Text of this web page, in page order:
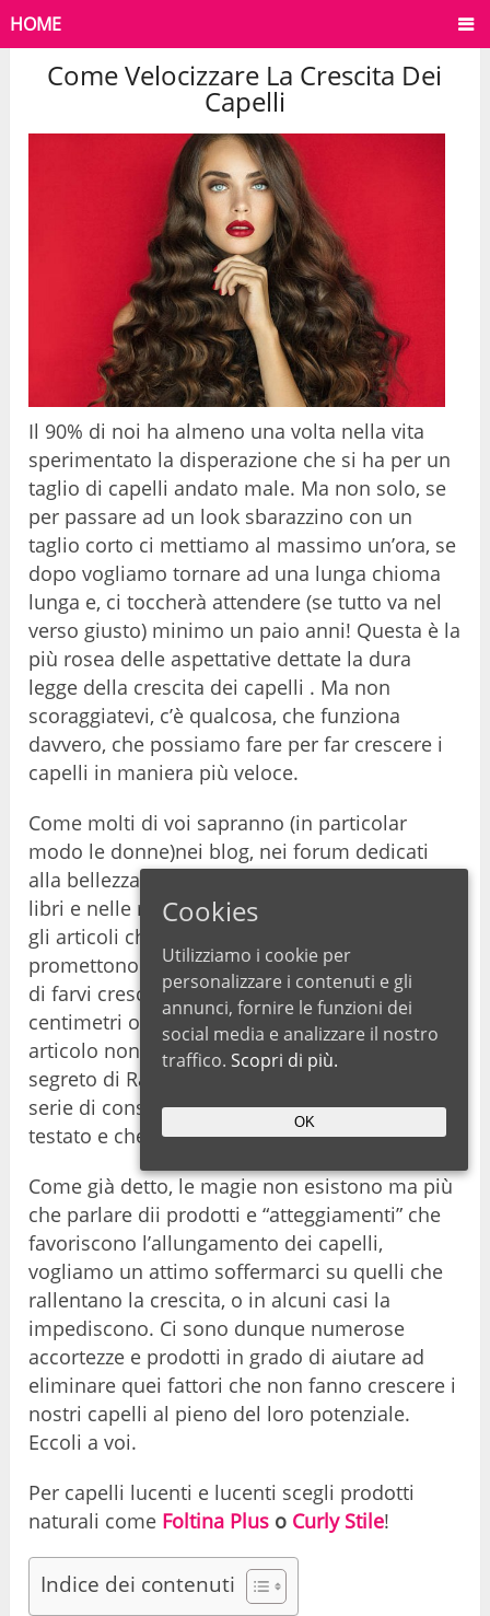
HOME
Come Velocizzare La Crescita Dei
Capelli
Il 90% di noi ha almeno una volta nella vita
sperimentato la disperazione che si ha per un
taglio di capelli andato male. Ma non solo, se
per passare ad un look sbarazzino con un
taglio corto ci mettiamo al massimo un’ora, se
dopo vogliamo tornare ad una lunga chioma
lunga e, ci toccherà attendere (se tutto va nel
verso giusto) minimo un paio anni! Questa è la
più rosea delle aspettative dettate la dura
legge della crescita dei capelli . Ma non
scoraggiatevi, c’è qualcosa, che funziona
davvero, che possiamo fare per far crescere i
capelli in maniera più veloce.
Come molti di voi sapranno (in particolar
modo le donne)nei blog, nei forum dedicati
alla bellezza, sui diversi canali You Tube, nei
libri e nelle riviste ci sono molti (a volte troppi)
gli articoli che, con titoli altisonanti,
promettono con rimedi più o meno miracolosi
di farvi crescere i capelli di centimetri parecchi
centimetri ogni mese. Tutto falso! In questo
articolo non vi promettiamo di svelarvi il
segreto di Rapunzel, ma vi suggeriamo una
serie di consigli che noi abbiamo direttamente
testato e che hanno davvero funzionato.
Come già detto, le magie non esistono ma più
che parlare dii prodotti e “atteggiamenti” che
favoriscono l’allungamento dei capelli,
vogliamo un attimo soffermarci su quelli che
rallentano la crescita, o in alcuni casi la
impediscono. Ci sono dunque numerose
accortezze e prodotti in grado di aiutare ad
eliminare quei fattori che non fanno crescere i
nostri capelli al pieno del loro potenziale.
Eccoli a voi.
Per capelli lucenti e lucenti scegli prodotti
naturali come Foltina Plus o Curly Stile!
Indice dei contenuti
Cookies
Utilizziamo i cookie per
personalizzare i contenuti e gli
annunci, fornire le funzioni dei
social media e analizzare il nostro
traffico. Scopri di più.
OK